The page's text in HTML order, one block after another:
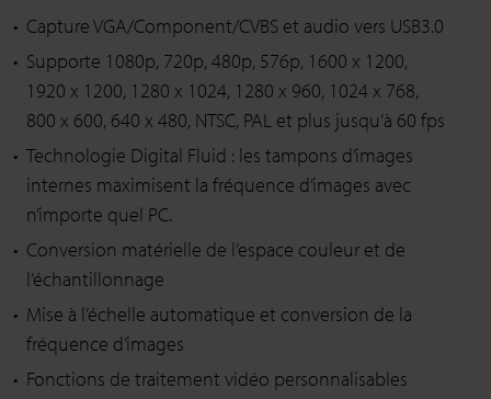
Capture VGA/Component/CVBS et audio vers USB3.0
Supporte 1080p, 720p, 480p, 576p, 1600 x 1200,
1920 x 1200, 1280 x 1024, 1280 x 960, 1024 x 768,
800 x 600, 640 x 480, NTSC, PAL et plus jusqu’à 60 fps
Technologie Digital Fluid : les tampons d’images
internes maximisent la fréquence d’images avec
n’importe quel PC.
Conversion matérielle de l’espace couleur et de
l’échantillonnage
Mise à l’échelle automatique et conversion de la
fréquence d’images
Fonctions de traitement vidéo personnalisables